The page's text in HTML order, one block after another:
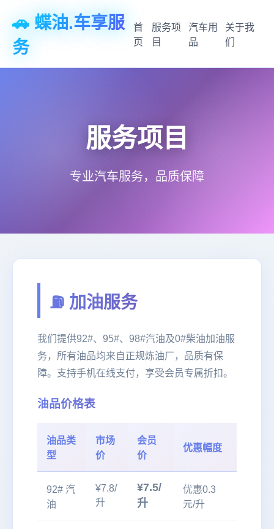
🚗 蝶油.车享服
务
首
页
服务项
目
汽车用
品
关于我
们
服务项目
专业汽车服务，品质保障
⛽ 加油服务
我们提供92#、95#、98#汽油及0#柴油加油服
务，所有油品均来自正规炼油厂，品质有保
障。支持手机在线支付，享受会员专属折扣。
油品价格表
油品类
型
市场
价
会员
价
优惠幅度
92# 汽
油
¥7.8/
升
¥7.5/
升
优惠0.3
元/升